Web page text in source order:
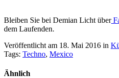
Bleiben Sie bei Demian Licht über
dem Laufenden.
Veröffentlicht am 18. Mai 2016 in
Tags: Techno, Mexico
Ähnlich